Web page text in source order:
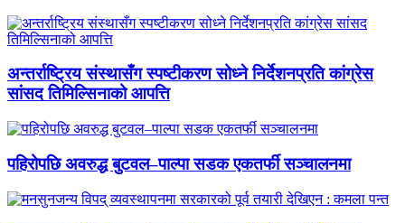
अन्तर्राष्ट्रिय संस्थासँग स्पष्टीकरण सोध्ने निर्देशनप्रति कांग्रेस
सांसद तिमिल्सिनाको आपत्ति
पहिरोपछि अवरुद्ध बुटवल–पाल्पा सडक एकतर्फी सञ्चालनमा